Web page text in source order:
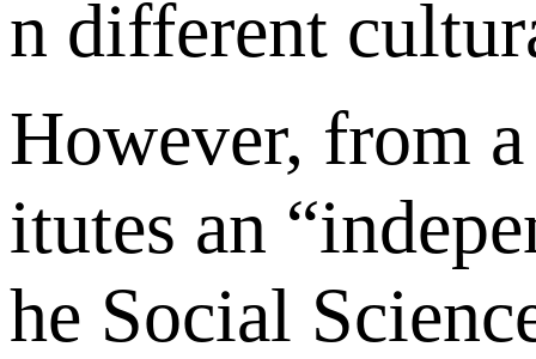
n different
However, from
itutes an
he Social